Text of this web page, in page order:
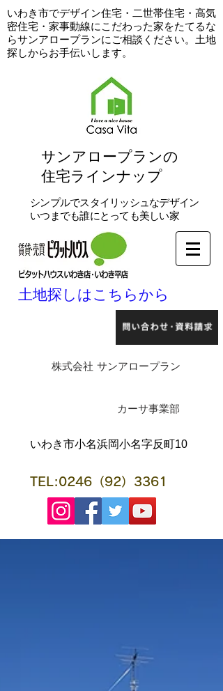
​いわき市でデザイン住宅・二世帯住宅・高気
密住宅・家事動線にこだわった家をたてるな
らサンアロープランにご相談ください。土地
探しからお手伝いします。
​サンアロープランの
住宅ラインナップ
シンプルでスタイリッシュなデザイン
いつまでも誰にとっても美しい家
土地探しはこちらから
株式会社 サンアロープラン
​カーサ事業部
​いわき市小名浜岡小名字反町10
TEL:0246（92）3361